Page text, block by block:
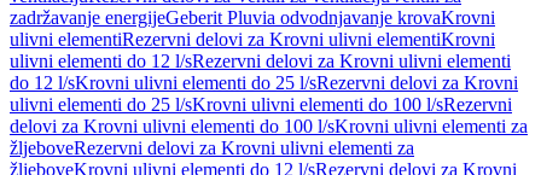
zadržavanje energijeGeberit Pluvia odvodnjavanje krovaKrovni
ulivni elementiRezervni delovi za Krovni ulivni elementiKrovni
ulivni elementi do 12 l/sRezervni delovi za Krovni ulivni elementi
do 12 l/sKrovni ulivni elementi do 25 l/sRezervni delovi za Krovni
ulivni elementi do 25 l/sKrovni ulivni elementi do 100 l/sRezervni
delovi za Krovni ulivni elementi do 100 l/sKrovni ulivni elementi za
žljeboveRezervni delovi za Krovni ulivni elementi za
žljeboveKrovni ulivni elementi do 12 l/sRezervni delovi za Krovni